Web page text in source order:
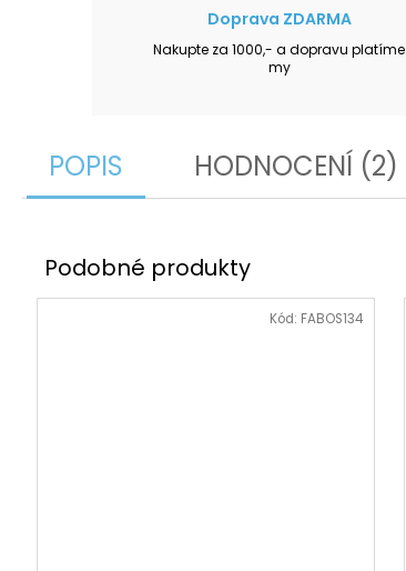
Doprava ZDARMA
Nakupte za 1000,- a dopravu platíme
my
POPIS HODNOCENÍ (2)
Kód: FABOS134